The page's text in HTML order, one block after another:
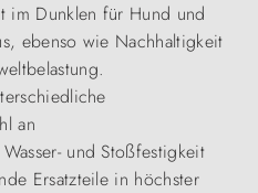
im Dunklen für Hund und
ebenso wie Nachhaltigkeit
an
und Stoßfestigkeit
Ersatzteile in höchster